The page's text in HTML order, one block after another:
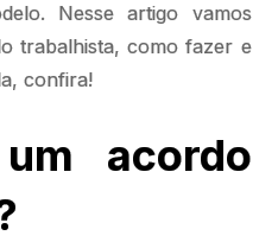
Nesse artigo vamos
trabalhista, como fazer e
confira!
acordo